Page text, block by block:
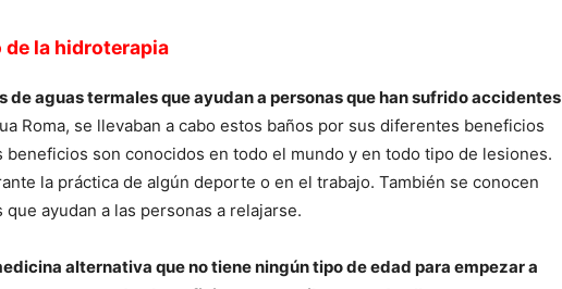
de la hidroterapia
de aguas termales que ayudan a personas que han sufrido accidentes
Roma, se llevaban a cabo estos baños por sus diferentes beneficios
beneficios son conocidos en todo el mundo y en todo tipo de lesiones.
la práctica de algún deporte o en el trabajo. También se conocen
ayudan a las personas a relajarse.
alternativa que no tiene ningún tipo de edad para empezar a